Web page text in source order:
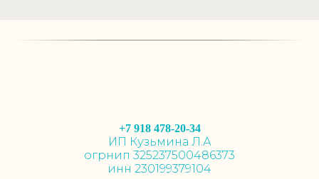
+7 918 478-20-34
И П Кузьмина Л.А
огрнип 325237500486373
инн 230199379104